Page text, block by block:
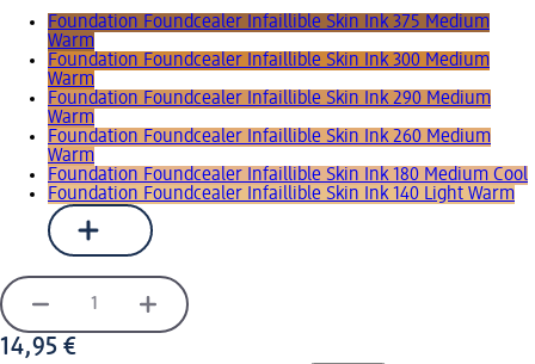
Foundation Foundcealer Infaillible Skin Ink 375 Medium
Warm
Foundation Foundcealer Infaillible Skin Ink 300 Medium
Warm
Foundation Foundcealer Infaillible Skin Ink 290 Medium
Warm
Foundation Foundcealer Infaillible Skin Ink 260 Medium
Warm
Foundation Foundcealer Infaillible Skin Ink 180 Medium Cool
Foundation Foundcealer Infaillible Skin Ink 140 Light Warm
14,95 €